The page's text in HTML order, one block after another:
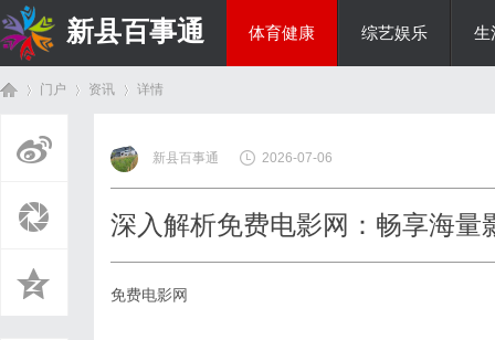
新县百事通 体育健康 综艺娱乐 生
门户 资讯
›
详情
新县百事通 2026-07-06
深入解析免费电影网：畅享海量
免费电影网